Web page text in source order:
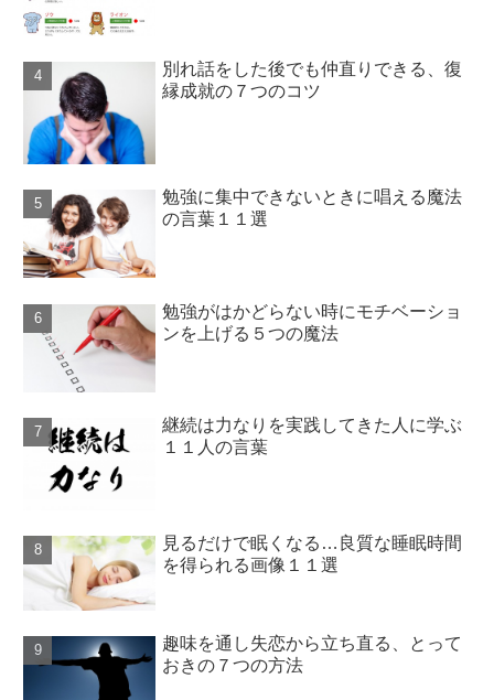
別れ話をした後でも仲直りできる、復
縁成就の７つのコツ
勉強に集中できないときに唱える魔法
の言葉１１選
勉強がはかどらない時にモチベーショ
ンを上げる５つの魔法
継続は力なりを実践してきた人に学ぶ
１１人の言葉
見るだけで眠くなる…良質な睡眠時間
を得られる画像１１選
趣味を通し失恋から立ち直る、とって
おきの７つの方法